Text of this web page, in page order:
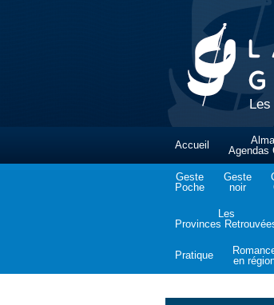
Les
Accueil
Agendas
Geste
Poche
Geste
noir
Les
Provinces
Pratique
en